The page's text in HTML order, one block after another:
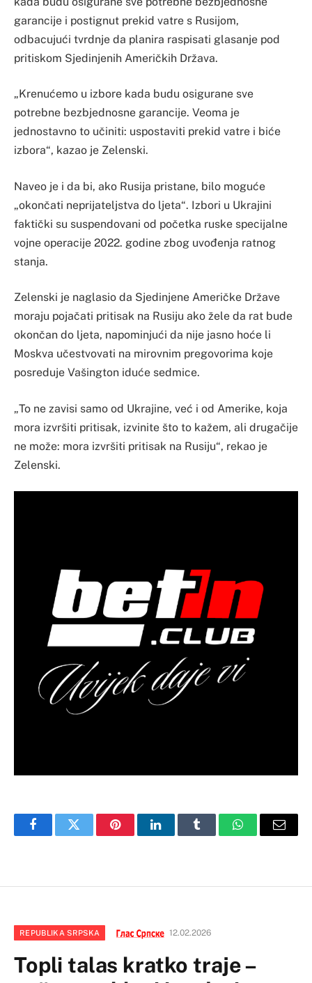
garancije i postignut prekid vatre s Rusijom,
odbacujući tvrdnje da planira raspisati glasanje pod
pritiskom Sjedinjenih Američkih Država.
„Krenućemo u izbore kada budu osigurane sve
potrebne bezbjednosne garancije. Veoma je
jednostavno to učiniti: uspostaviti prekid vatre i biće
izbora“, kazao je Zelenski.
Naveo je i da bi, ako Rusija pristane, bilo moguće
„okončati neprijateljstva do ljeta“. Izbori u Ukrajini
faktički su suspendovani od početka ruske specijalne
vojne operacije 2022. godine zbog uvođenja ratnog
stanja.
Zelenski je naglasio da Sjedinjene Američke Države
moraju pojačati pritisak na Rusiju ako žele da rat bude
okončan do ljeta, napominjući da nije jasno hoće li
Moskva učestvovati na mirovnim pregovorima koje
posreduje Vašington iduće sedmice.
„To ne zavisi samo od Ukrajine, već i od Amerike, koja
mora izvršiti pritisak, izvinite što to kažem, ali drugačije
ne može: mora izvršiti pritisak na Rusiju“, rekao je
Zelenski.
FacebookTwitter PinterestLinkedInTumblr WhatsAppEmail
REPUBLIKA SRPSKA 12.02.2026
Topli talas kratko traje –